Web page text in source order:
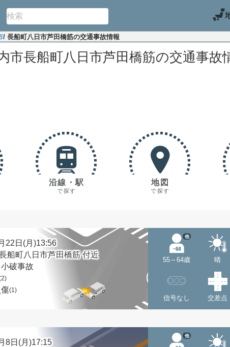
/ 長船町八日市芦田橋筋の交通事故情報
市長船町八日市芦田橋筋の交通事故
沿線・駅
で探す
地図
で探す
22日(月)13:56
船町八日市芦田橋筋 付近
破事故
(1)
55～64歳
他
晴
信号なし 交差点
8日(月)17:15
他